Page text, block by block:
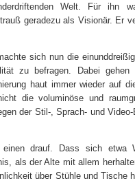
Welt. Für
geradezu als Visionär. Er
sich nun die
zu befragen. Dabei
haut immer wieder auf
die voluminöse und
der Stil-, Sprach- und
drauf. Dass sich etwa
als der Alte mit allem
über Stühle und Tische